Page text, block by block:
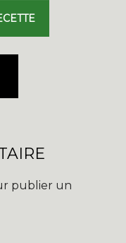
publier un